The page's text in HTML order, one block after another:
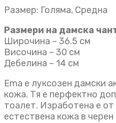
Размер: Голяма, Средна
Размери на дамска
Широчина – 36.5 см
Височина – 30 см
Дебелина – 14 см
Ema е луксозен дамски
кожа. Тя е перфектно
тоалет. Изработена е от
естествена кожа в черен